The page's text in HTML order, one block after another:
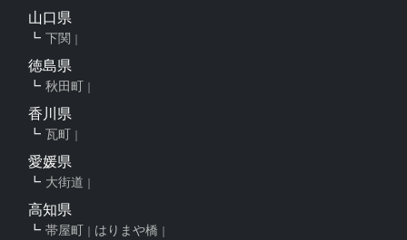
山口県
下関
徳島県
秋田町
香川県
瓦町
愛媛県
大街道
高知県
帯屋町 はりまや橋